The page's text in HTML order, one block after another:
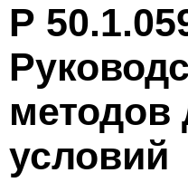
Р
методов
условий